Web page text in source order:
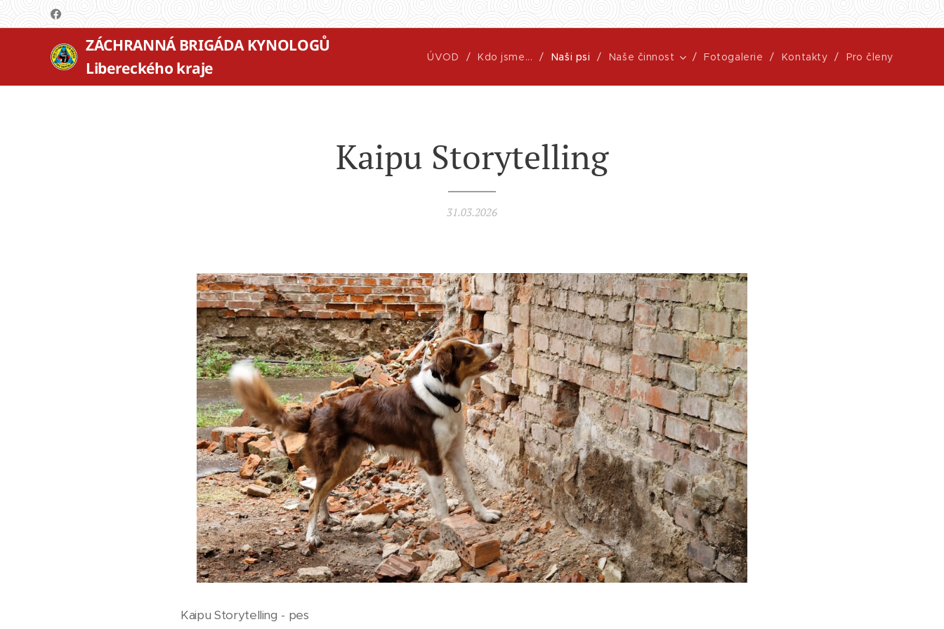
ZÁCHRANNÁ BRIGÁDA KYNOLOGŮ
Libereckého kraje
ÚVOD Kdo jsme... Naši psi Naše činnost Fotogalerie Kontakty Pro členy
Kaipu Storytelling
31.03.2026
Kaipu Storytelling - pes